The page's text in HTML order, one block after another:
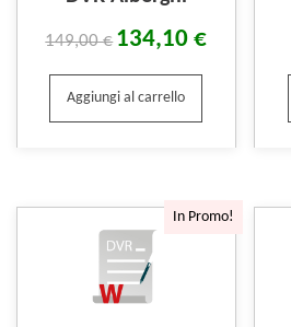
149,00€ 134,10€
Aggiungi al carrello
In Promo!